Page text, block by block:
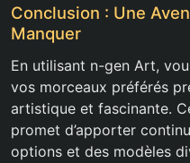
Conclusion : Une
Manquer
En utilisant n-gen Art,
vos morceaux préférés
artistique et fascinante.
promet d’apporter
options et des modèles